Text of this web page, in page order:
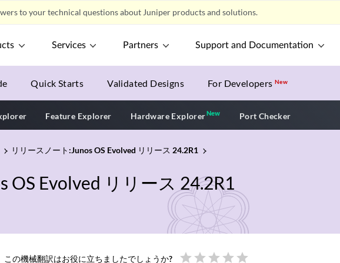
to your technical questions about Juniper products and solutions.
Services Partners Support and Documentation
Quick Starts Validated Designs For DevelopersNew
Feature Explorer Hardware ExplorerNewNew application
Port Checker
リリースノート:Junos OS Evolved リリース 24.2R1
OS Evolved リリース 24.2R1
この機械翻訳はお役に立ちましたでしょうか? star star star star star